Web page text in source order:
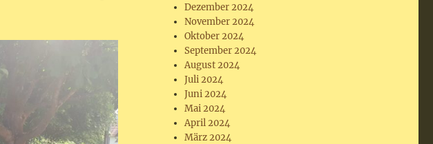
Dezember 2024
November 2024
Oktober 2024
September 2024
August 2024
Juli 2024
Juni 2024
Mai 2024
April 2024
März 2024